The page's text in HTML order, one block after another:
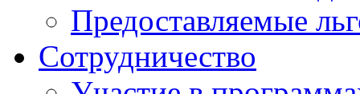
Предоставляемые
Сотрудничество